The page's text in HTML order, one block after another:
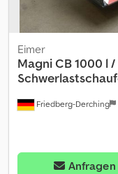
Friedberg-Derching
Eimer
MagniCB 1000 l
Anfragen